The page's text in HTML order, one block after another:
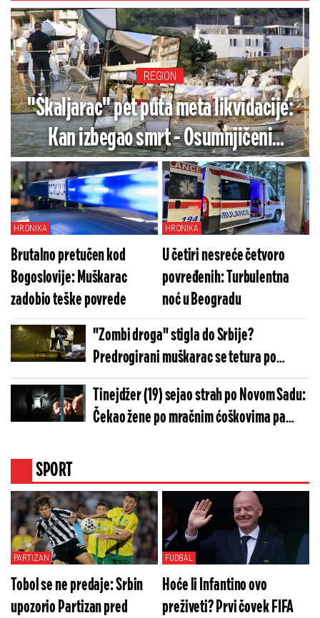
REGION
"Škaljarac" pet puta meta likvidacije:
Kan izbegao smrt - Osumnjičeni
završio iza rešetaka
HRONIKA
Brutalno pretučen kod
Bogoslovije: Muškarac
zadobio teške povrede
HRONIKA
U četiri nesreće četvoro
povređenih: Turbulentna
noć u Beogradu
"Zombi droga" stigla do Srbije?
Predrogirani muškarac se tetura po
parku, meštani u strahu (VIDEO)
Tinejdžer (19) sejao strah po Novom Sadu:
Čekao žene po mračnim ćoškovima pa
SPORT
PARTIZAN
Tobol se ne predaje: Srbin
upozorio Partizan pred
FUDBAL
Hoće li Infantino ovo
preživeti? Prvi čovek FIFA